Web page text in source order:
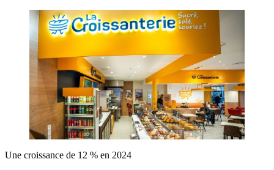
Une croissance de 12 % en 2024